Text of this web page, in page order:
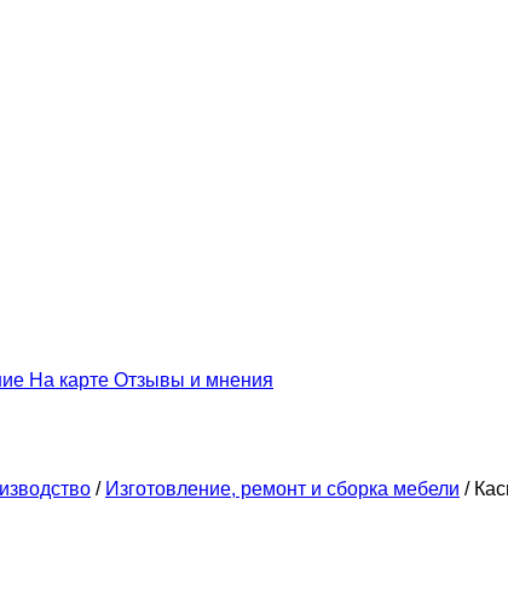
На карте Отзывы и мнения
/ Изготовление, ремонт и сборка мебели /